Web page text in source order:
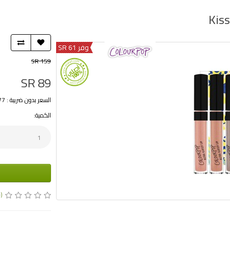
وفر 61 SR
SR 159
SR 89
السعر بدون ضريبة : SR 77
الكمية:
(0 التقييمات)